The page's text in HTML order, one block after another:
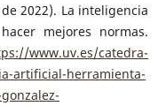
2022). La inteligencia
mejores normas.
www.uv.es/catedra-
artificial-herramienta-